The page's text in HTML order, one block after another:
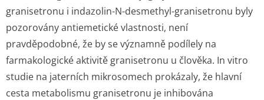
granisetronu i indazolin-N-desmethyl-granisetronu byly
pozorovány antiemetické vlastnosti, není
pravděpodobné, že by se významně podílely na
farmakologické aktivitě granisetronu u člověka. In vitro
studie na jaterních mikrosomech prokázaly, že hlavní
cesta metabolismu granisetronu je inhibována